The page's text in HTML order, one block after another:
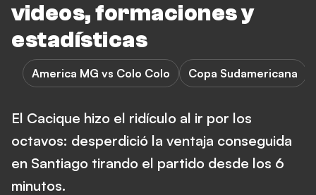
videos, formaciones y
estadísticas
America MG vs Colo Colo Copa Sudamericana
El Cacique hizo el ridículo al ir por los
octavos: desperdició la ventaja conseguida
en Santiago tirando el partido desde los 6
minutos.